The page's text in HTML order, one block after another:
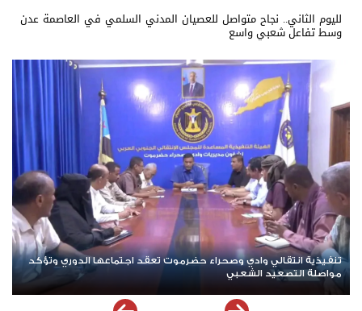
لليوم الثاني.. نجاح متواصل للعصيان المدني السلمي في العاصمة عدن
وسط تفاعل شعبي واسع
تنفيذية انتقالي وادي وصحراء حضرموت تعقد اجتماعها الدوري وتؤكد
مواصلة التصعيد الشعبي